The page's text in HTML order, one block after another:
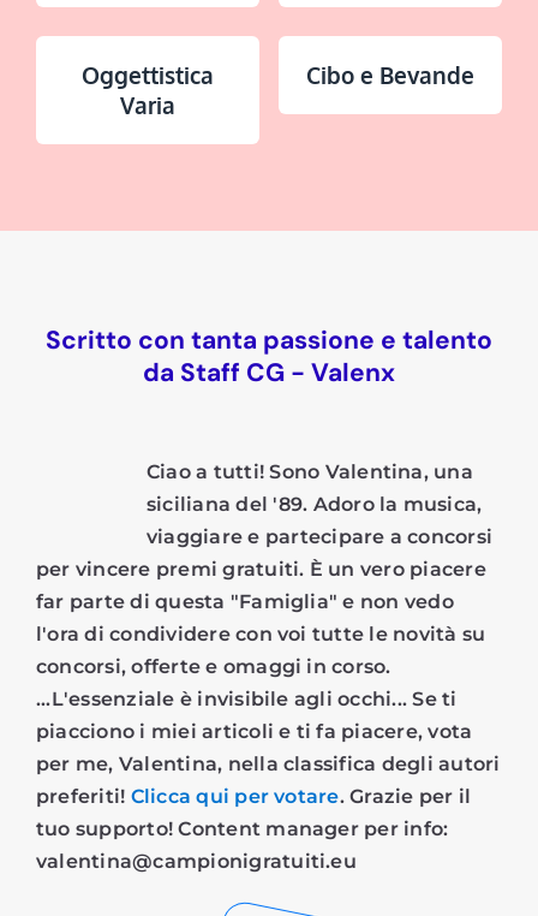
Oggettistica
Varia
Cibo e Bevande
Scritto con tanta passione e talento
da Staff CG - Valenx
Ciao a tutti! Sono Valentina, una
siciliana del '89. Adoro la musica,
viaggiare e partecipare a concorsi
per vincere premi gratuiti. È un vero piacere
far parte di questa "Famiglia" e non vedo
l'ora di condividere con voi tutte le novità su
concorsi, offerte e omaggi in corso.
...L'essenziale è invisibile agli occhi... Se ti
piacciono i miei articoli e ti fa piacere, vota
per me, Valentina, nella classifica degli autori
preferiti! Clicca qui per votare. Grazie per il
tuo supporto! Content manager per info:
valentina@campionigratuiti.eu